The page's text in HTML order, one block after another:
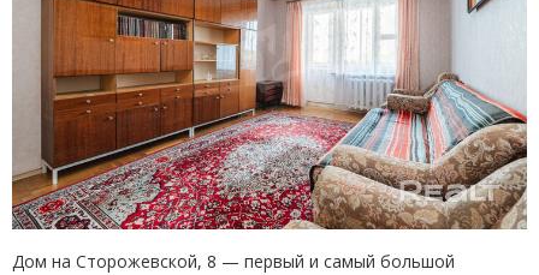
Дом на Сторожевской, 8 — первый и самый большой